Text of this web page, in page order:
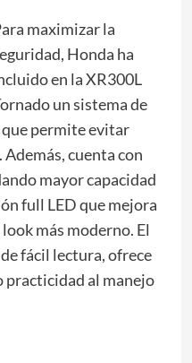
maximizar la
Honda ha
en la XR300L
un sistema de
que permite evitar
cuenta con
mayor capacidad
full LED que mejora
más moderno. El
fácil lectura, ofrece
practicidad al manejo